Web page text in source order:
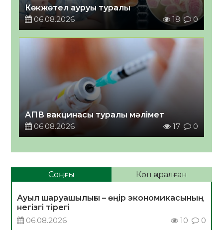
Көкжөтел ауруы туралы
06.08.2026
18 0
АПВ вакцинасы туралы мәлімет
06.08.2026
17 0
Соңғы Көп қаралған
Ауыл шаруашылығы – өңір экономикасының
негізгі тірегі
06.08.2026
10 0